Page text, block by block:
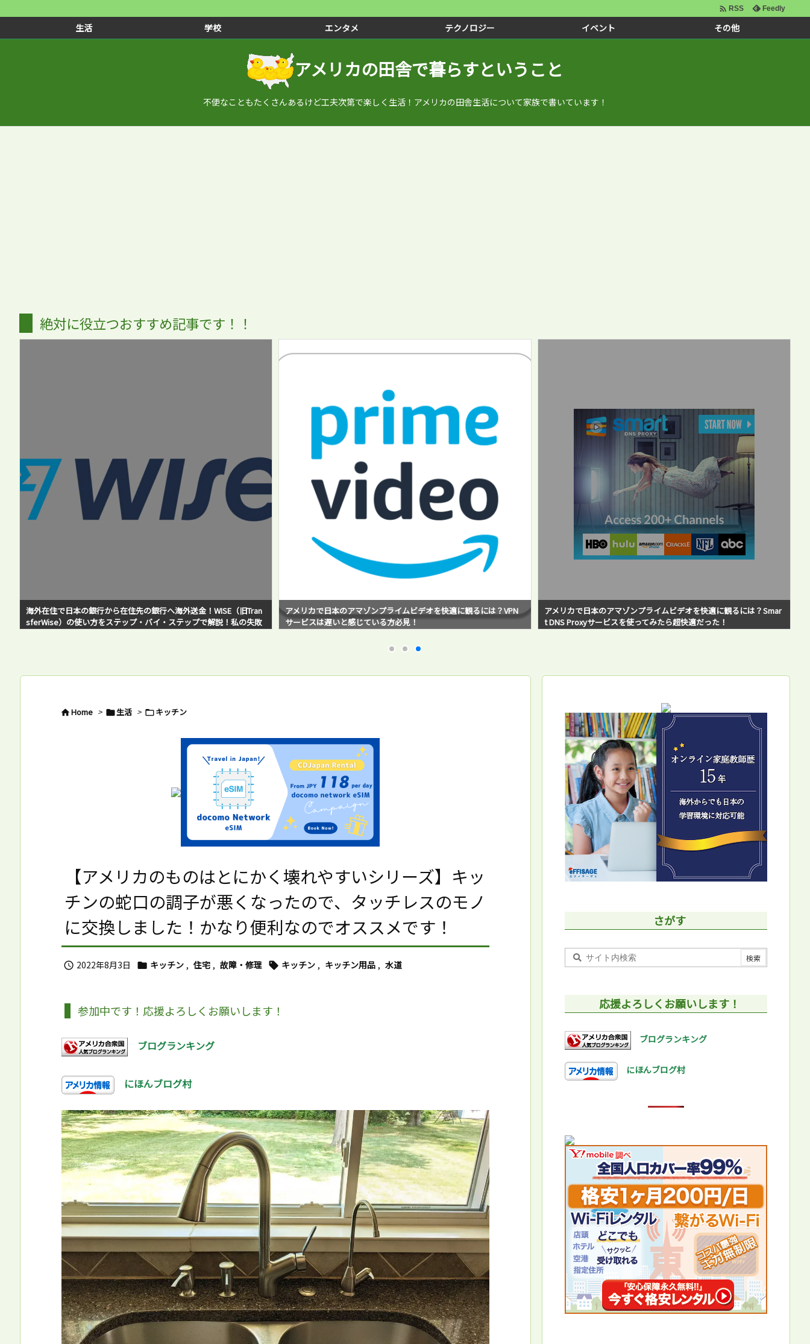
生活 学校 エンタメ テクノロジー イベント その他
 RSS Feedly
アメリカの田舎で暮らすということ
不便なこともたくさんあるけど工夫次第で楽しく生活！アメリカの田舎生活について家族で書いています！
絶対に役立つおすすめ記事です！！
アメリカで日本のアマゾンプライムビデオを快適に観るには？VPN
サービスは遅いと感じている方必見！
アメリカで日本のアマゾンプライムビデオを快適に観るには？Smar
t DNS Proxyサービスを使ってみたら超快適だった！
海外在住で日本の銀行から在住先の銀行へ海外送金！WISE（旧Tran
sferWise）の使い方をステップ・バイ・ステップで解説！私の失敗
例と対策方法も紹介！
Home > 生活 > キッチン
【アメリカのものはとにかく壊れやすいシリーズ】キッ
チンの蛇口の調子が悪くなったので、タッチレスのモノ
に交換しました！かなり便利なのでオススメです！
 2022年8月3日  キッチン , 住宅 , 故障・修理  キッチン , キッチン用品 , 水道
参加中です！応援よろしくお願いします！
ブログランキング
にほんブログ村
さがす
応援よろしくお願いします！
ブログランキング
にほんブログ村